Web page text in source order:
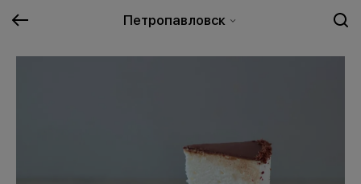
Петропавловск